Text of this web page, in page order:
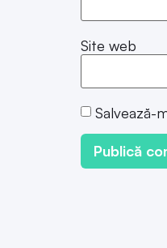
Site web
Salvează-